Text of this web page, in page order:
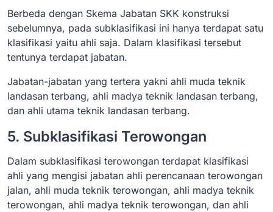
Berbeda dengan Skema Jabatan SKK konstruksi
sebelumnya, pada subklasifikasi ini hanya terdapat satu
klasifikasi yaitu ahli saja. Dalam klasifikasi tersebut
tentunya terdapat jabatan.
Jabatan-jabatan yang tertera yakni ahli muda teknik
landasan terbang, ahli madya teknik landasan terbang,
dan ahli utama teknik landasan terbang.
5. Subklasifikasi Terowongan
Dalam subklasifikasi terowongan terdapat klasifikasi
ahli yang mengisi jabatan ahli perencanaan terowongan
jalan, ahli muda teknik terowongan, ahli madya teknik
terowongan, ahli madya teknik terowongan, dan ahli